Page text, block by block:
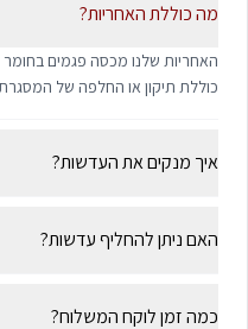
מה כוללת האחריות?
האחריות שלנו מכסה פגמים בחומר
כוללת תיקון או החלפה של
איך מנקים את העדשות?
האם ניתן להחליף עדשות?
כמה זמן לוקח המשלוח?